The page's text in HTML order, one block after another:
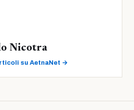
Nicotra
su AetnaNet →